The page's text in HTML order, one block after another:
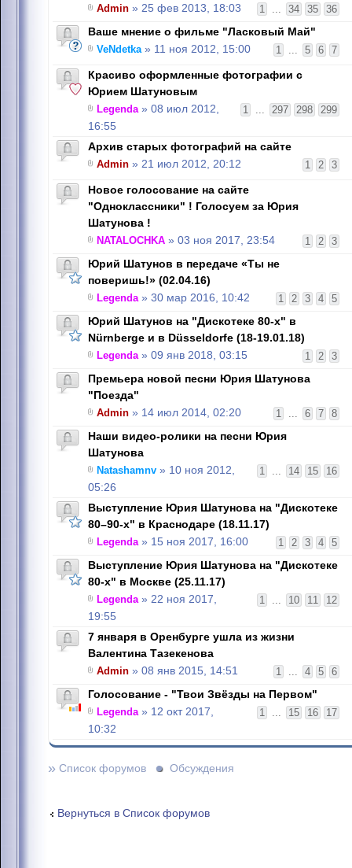
1 ... 34 35 36
Admin » 25 фев 2013, 18:03
Ваше мнение о фильме "Ласковый Май"
1 ... 5 6 7
VeNdetka» 11 ноя 2012, 15:00
Красиво оформленные фотографии с
Юрием Шатуновым
1 ... 297 298 299
Legenda» 08 июл 2012,
16:55
Архив старых фотографий на сайте
1 2 3
Admin » 21 июл 2012, 20:12
Новое голосование на сайте
"Одноклассники" ! Голосуем за Юрия
Шатунова !
1 2 3
NATALOCHKA » 03 ноя 2017, 23:54
Юрий Шатунов в передаче «Ты не
поверишь!» (02.04.16)
1 2 3 4 5
Legenda» 30 мар 2016, 10:42
Юрий Шатунов на "Дискотеке 80-х" в
Nürnbergе и в Düsseldorfе (18-19.01.18)
1 2 3
Legenda» 09 янв 2018, 03:15
Премьера новой песни Юрия Шатунова
"Поезда"
1 ... 6 7 8
Admin » 14 июл 2014, 02:20
Наши видео-ролики на песни Юрия
Шатунова
1 ... 14 15 16
Natashamnv » 10 ноя 2012,
05:26
Выступление Юрия Шатунова на "Дискотеке
80–90-х" в Краснодаре (18.11.17)
1 2 3 4 5
Legenda» 15 ноя 2017, 16:00
Выступление Юрия Шатунова на "Дискотеке
80-х" в Москве (25.11.17)
1 ... 10 11 12
Legenda» 22 ноя 2017,
19:55
7 января в Оренбурге ушла из жизни
Валентина Тазекенова
1 ... 4 5 6
Admin » 08 янв 2015, 14:51
Голосование - "Твои Звёзды на Первом"
1 ... 15 16 17
Legenda» 12 окт 2017,
10:32
» Список форумов Обсуждения
Вернуться в Список форумов